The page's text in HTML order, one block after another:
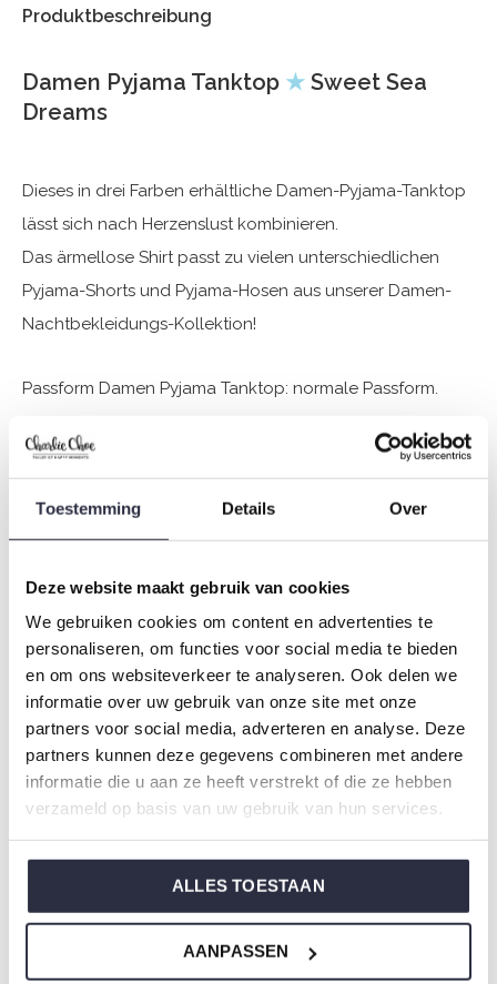
Toestemming Details Over
Deze website maakt gebruik van cookies
We gebruiken cookies om content en advertenties te
personaliseren, om functies voor social media te bieden
en om ons websiteverkeer te analyseren. Ook delen we
informatie over uw gebruik van onze site met onze
partners voor social media, adverteren en analyse. Deze
partners kunnen deze gegevens combineren met andere
informatie die u aan ze heeft verstrekt of die ze hebben
verzameld op basis van uw gebruik van hun services.
ALLES TOESTAAN
AANPASSEN
Produktbeschreibung
Damen Pyjama Tanktop ★ Sweet Sea
Dreams
Dieses in drei Farben erhältliche Damen-Pyjama-Tanktop
lässt sich nach Herzenslust kombinieren.
Das ärmellose Shirt passt zu vielen unterschiedlichen
Pyjama-Shorts und Pyjama-Hosen aus unserer Damen-
Nachtbekleidungs-Kollektion!
Passform Damen Pyjama Tanktop: normale Passform.
Die Nachtwäsche von Charlie Choe ist gefertigt aus
einem wunderbar weichen Jersey (95% Baumwolle / 5%
Elasthan) und hat eine perfekte Passform.
Sie sind sich nicht sicher, welche Größe Sie für unsere
Nachtwäsche wählen sollen?
Klicken Sie dannhierfür die Größentabelle von Charlie
Choe.
Nicht ze vergessen